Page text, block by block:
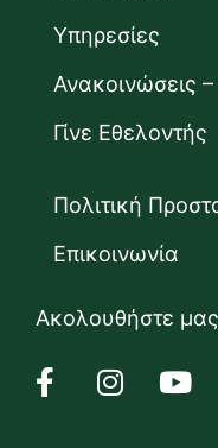
Υπηρεσίες
Ανακοινώσεις
Γίνε Εθελοντής
Πολιτική
Επικοινωνία
Ακολουθήστε μας